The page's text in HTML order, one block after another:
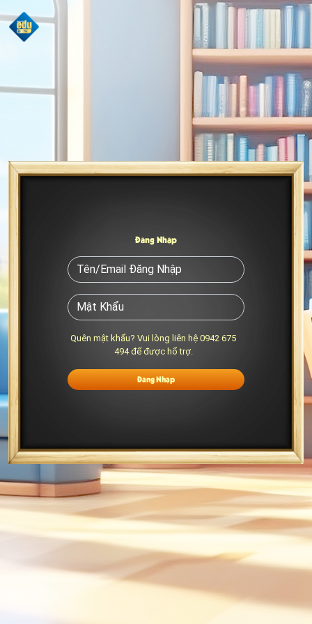
Đăng Nhập
Quên mật khẩu? Vui lòng liên hệ 0942 675
494 để được hổ trợ.
Đăng Nhập